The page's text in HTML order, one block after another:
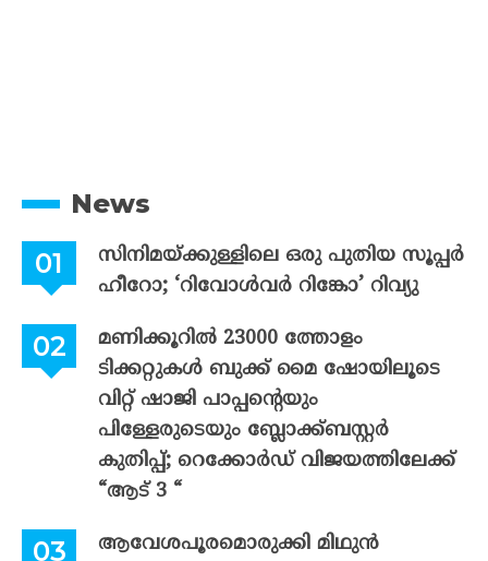
News
സിനിമയ്ക്കുള്ളിലെ ഒരു പുതിയ സൂപ്പർ
ഹീറോ; ‘റിവോൾവർ റിങ്കോ’ റിവ്യു
മണിക്കൂറിൽ 23000 ത്തോളം
ടിക്കറ്റുകൾ ബുക്ക് മൈ ഷോയിലൂടെ
വിറ്റ് ഷാജി പാപ്പന്റെയും
പിള്ളേരുടെയും ബ്ലോക്ക്ബസ്റ്റർ
കുതിപ്പ്; റെക്കോർഡ് വിജയത്തിലേക്ക്
“ആട് 3 “
ആവേശപൂരമൊരുക്കി മിഥുൻ